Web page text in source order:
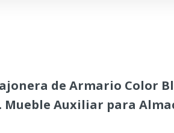
de Armario Color
Mueble Auxiliar para